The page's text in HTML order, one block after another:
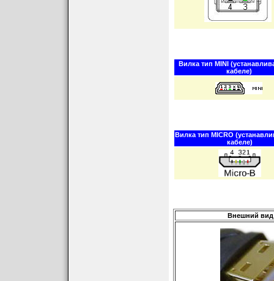
Вилка тип MINI
кабеле)
Вилка тип MICRO
кабеле)
Внешний вид